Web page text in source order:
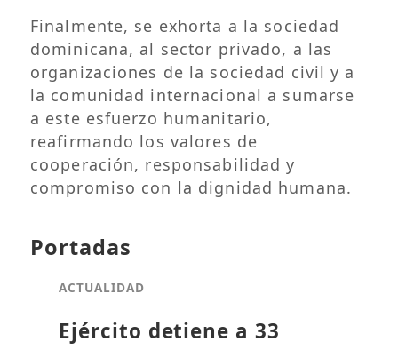
Finalmente, se exhorta a la sociedad
dominicana, al sector privado, a las
organizaciones de la sociedad civil y a
la comunidad internacional a sumarse
a este esfuerzo humanitario,
reafirmando los valores de
cooperación, responsabilidad y
compromiso con la dignidad humana.
Portadas
ACTUALIDAD
Ejército detiene a 33